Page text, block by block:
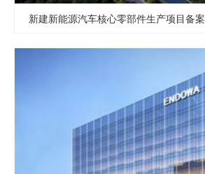
新建新能源汽车核心零部件生产项目备案